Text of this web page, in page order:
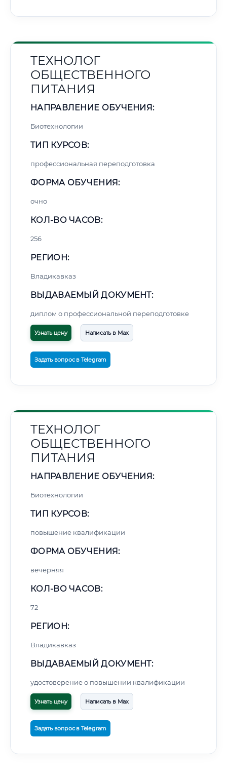
ТЕХНОЛОГ
ОБЩЕСТВЕННОГО
ПИТАНИЯ
НАПРАВЛЕНИЕ ОБУЧЕНИЯ:
Биотехнологии
ТИП КУРСОВ:
профессиональная переподготовка
ФОРМА ОБУЧЕНИЯ:
очно
КОЛ-ВО ЧАСОВ:
256
РЕГИОН:
Владикавказ
ВЫДАВАЕМЫЙ ДОКУМЕНТ:
диплом о профессиональной переподготовке
Узнать цену Написать в Max
Задать вопрос в Telegram
ТЕХНОЛОГ
ОБЩЕСТВЕННОГО
ПИТАНИЯ
НАПРАВЛЕНИЕ ОБУЧЕНИЯ:
Биотехнологии
ТИП КУРСОВ:
повышение квалификации
ФОРМА ОБУЧЕНИЯ:
вечерняя
КОЛ-ВО ЧАСОВ:
72
РЕГИОН:
Владикавказ
ВЫДАВАЕМЫЙ ДОКУМЕНТ:
удостоверение о повышении квалификации
Узнать цену Написать в Max
Задать вопрос в Telegram